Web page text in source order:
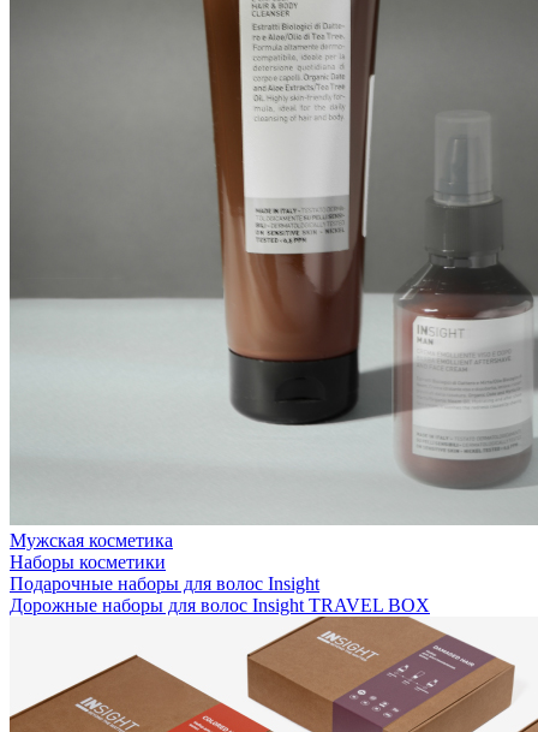
Мужская косметика
Наборы косметики
Подарочные наборы для волос Insight
Дорожные наборы для волос Insight TRAVEL BOX